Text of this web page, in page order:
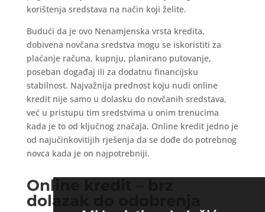
korištenja sredstava na način koji želite.
Budući da je ovo Nenamjenska vrsta kredita,
dobivena novčana sredstva mogu se iskoristiti za
plaćanje računa, kupnju, planirano putovanje,
poseban događaj ili za dodatnu financijsku
stabilnost. Najvažnija prednost koju nudi online
kredit nije samo u dolasku do novčanih sredstava,
već u pristupu tim sredstvima u onim trenucima
kada je to od ključnog značaja. Online kredit jedno je
od najučinkovitijih rješenja da se dođe do potrebnog
novca kada je on najpotrebniji.
Online kredit – brz
dolazak do odobrenja